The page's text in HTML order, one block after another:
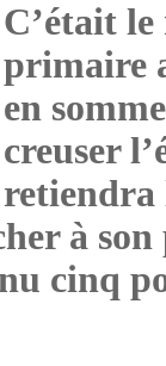
C’était
primaire
en
creuser
retiendra
à
cinq